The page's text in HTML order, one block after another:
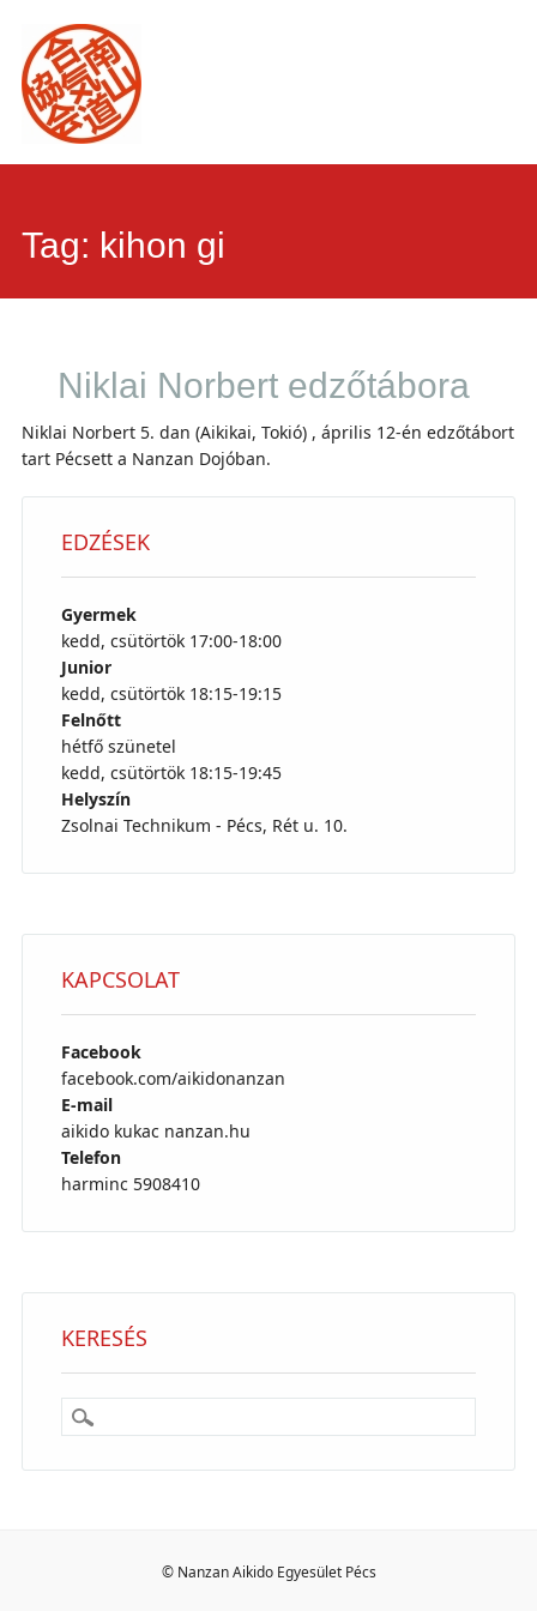
Tag: kihon gi
Niklai Norbert edzőtábora
Niklai Norbert 5. dan (Aikikai, Tokió) , április 12-én edzőtábort
tart Pécsett a Nanzan Dojóban.
EDZÉSEK
Gyermek
kedd, csütörtök 17:00-18:00
Junior
kedd, csütörtök 18:15-19:15
Felnőtt
hétfő szünetel
kedd, csütörtök 18:15-19:45
Helyszín
Zsolnai Technikum - Pécs, Rét u. 10.
KAPCSOLAT
Facebook
facebook.com/aikidonanzan
E-mail
aikido kukac nanzan.hu
Telefon
harminc 5908410
KERESÉS
© Nanzan Aikido Egyesület Pécs